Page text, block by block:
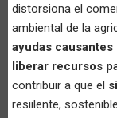
distorsiona el
ambiental de la
ayudas
liberar recursos
contribuir a que el
resiilente,